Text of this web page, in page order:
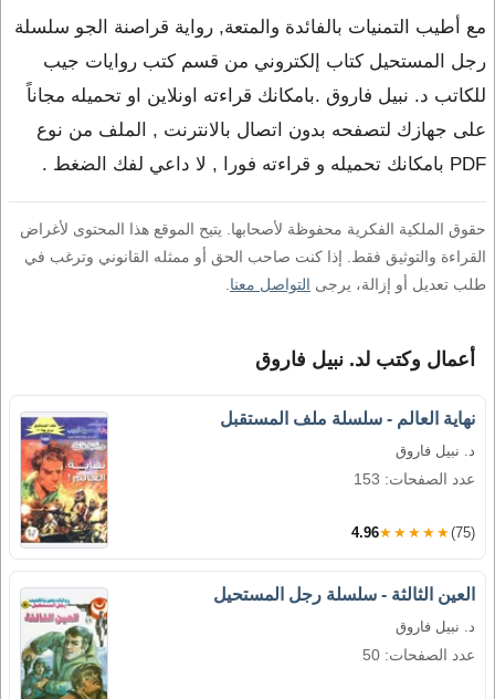
مع أطيب التمنيات بالفائدة والمتعة, رواية قراصنة الجو سلسلة
رجل المستحيل كتاب إلكتروني من قسم كتب روايات جيب
للكاتب د. نبيل فاروق .بامكانك قراءته اونلاين او تحميله مجاناً
على جهازك لتصفحه بدون اتصال بالانترنت , الملف من نوع
PDF بامكانك تحميله و قراءته فورا , لا داعي لفك الضغط .
حقوق الملكية الفكرية محفوظة لأصحابها. يتيح الموقع هذا المحتوى لأغراض
القراءة والتوثيق فقط. إذا كنت صاحب الحق أو ممثله القانوني وترغب في
طلب تعديل أو إزالة، يرجى التواصل معنا
أعمال وكتب لد. نبيل فاروق
نهاية العالم - سلسلة ملف المستقبل
د. نبيل فاروق
عدد الصفحات: 153
4.96★★★★★(75)
العين الثالثة - سلسلة رجل المستحيل
د. نبيل فاروق
عدد الصفحات: 50